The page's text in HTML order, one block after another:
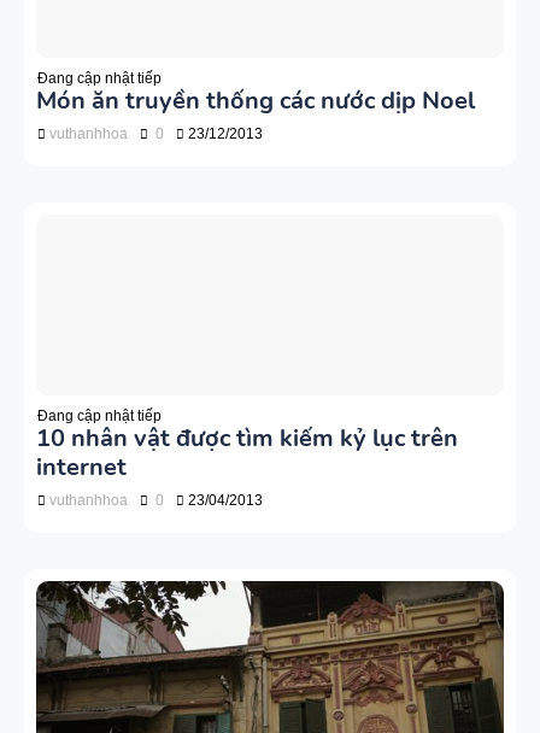
Đang cập nhật tiếp
Món ăn truyền thống các nước dịp Noel
vuthanhhoa 0 23/12/2013
Đang cập nhật tiếp
10 nhân vật được tìm kiếm kỷ lục trên
internet
vuthanhhoa 0 23/04/2013